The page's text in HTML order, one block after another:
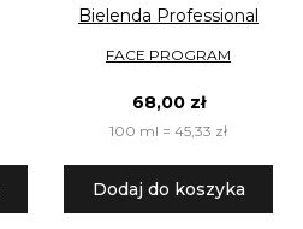
Bielenda Professional
FACE PROGRAM
68,00 zł
100 ml = 45,33 zł
Dodaj do koszyka